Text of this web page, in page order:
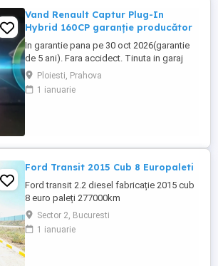
Vand Renault Captur Plug-In
Hybrid 160CP garanție producător
In garantie pana pe 30 oct 2026(garantie
de 5 ani). Fara accidect. Tinuta in garaj
(arata ca noua, nu are zgarieturi). Folosita
doar la naveta(30km zilnic). Nu are urme
de uzura, placutele si discurile nu sunt
Ploiesti, Prahova
1 ianuarie
Ford Transit 2015 Cub 8 Europaleti
Ford transit 2.2 diesel fabricație 2015 cub
8 euro paleți 277000km
Sector 2, Bucuresti
1 ianuarie